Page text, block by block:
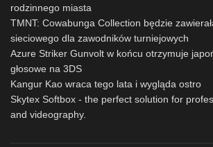
rodzinnego miasta
TMNT: Cowabunga Collection będzie
sieciowego dla zawodników turniejowych
Azure Striker Gunvolt w końcu otrzymuje
głosowe na 3DS
Kangur Kao wraca tego lata i wygląda ostro
Skytex Softbox - the perfect solution for
and videography.